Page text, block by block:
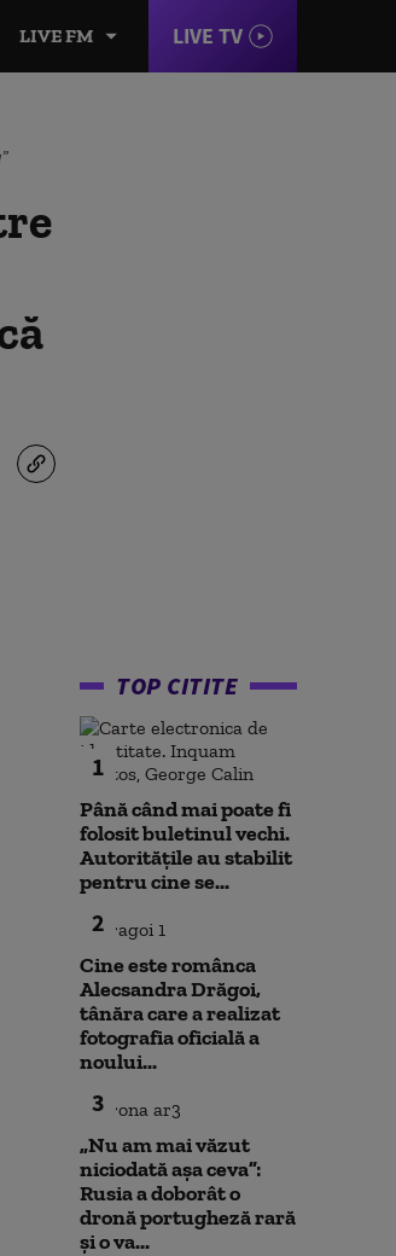
LIVE FM LIVE TV
TOP CITITE
1
Până când mai poate fi
folosit buletinul vechi.
Autoritățile au stabilit
pentru cine se...
2
Cine este românca
Alecsandra Drăgoi,
tânăra care a realizat
fotografia oficială a
noului...
3
„Nu am mai văzut
niciodată așa ceva”:
Rusia a doborât o
dronă portugheză rară
și o va...